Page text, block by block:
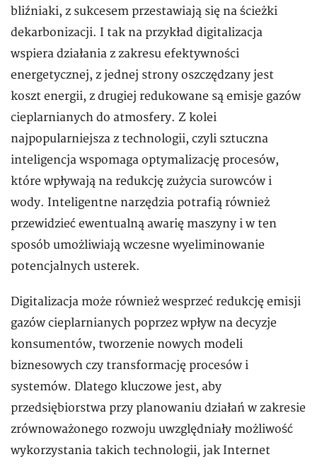
bliźniaki, z sukcesem przestawiają się na ścieżki
dekarbonizacji. I tak na przykład digitalizacja
wspiera działania z zakresu efektywności
energetycznej, z jednej strony oszczędzany jest
koszt energii, z drugiej redukowane są emisje gazów
cieplarnianych do atmosfery. Z kolei
najpopularniejsza z technologii, czyli sztuczna
inteligencja wspomaga optymalizację procesów,
które wpływają na redukcję zużycia surowców i
wody. Inteligentne narzędzia potrafią również
przewidzieć ewentualną awarię maszyny i w ten
sposób umożliwiają wczesne wyeliminowanie
potencjalnych usterek.
Digitalizacja może również wesprzeć redukcję emisji
gazów cieplarnianych poprzez wpływ na decyzje
konsumentów, tworzenie nowych modeli
biznesowych czy transformację procesów i
systemów. Dlatego kluczowe jest, aby
przedsiębiorstwa przy planowaniu działań w zakresie
zrównoważonego rozwoju uwzględniały możliwość
wykorzystania takich technologii, jak Internet